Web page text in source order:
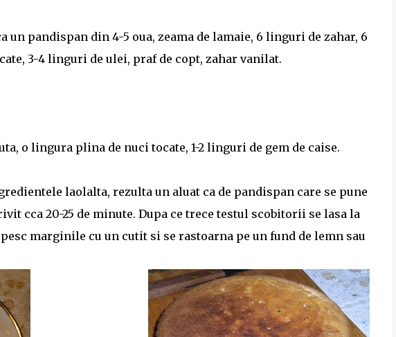
un pandispan din 4-5 oua, zeama de lamaie, 6 linguri de zahar, 6
3-4 linguri de ulei, praf de copt, zahar vanilat.
o lingura plina de nuci tocate, 1-2 linguri de gem de caise.
laolalta, rezulta un aluat ca de pandispan care se pune
cca 20-25 de minute. Dupa ce trece testul scobitorii se lasa la
marginile cu un cutit si se rastoarna pe un fund de lemn sau